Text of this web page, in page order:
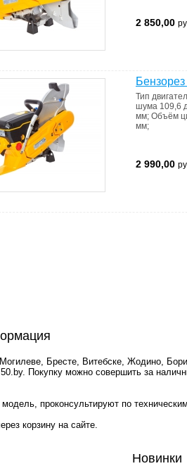
2 850,00
Тип
шума 109,6
мм; Объём
мм;
2 990,00
Бресте, Витебске, Жодино,
Покупку можно совершить за
проконсультируют по
корзину на сайте.
Новинки